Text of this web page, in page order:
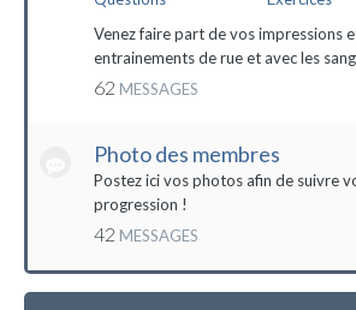
Venez faire part de vos impressions
entrainements de rue et avec les
62 MESSAGES
Photo des membres
Postez ici vos photos afin de suivre
progression !
42 MESSAGES